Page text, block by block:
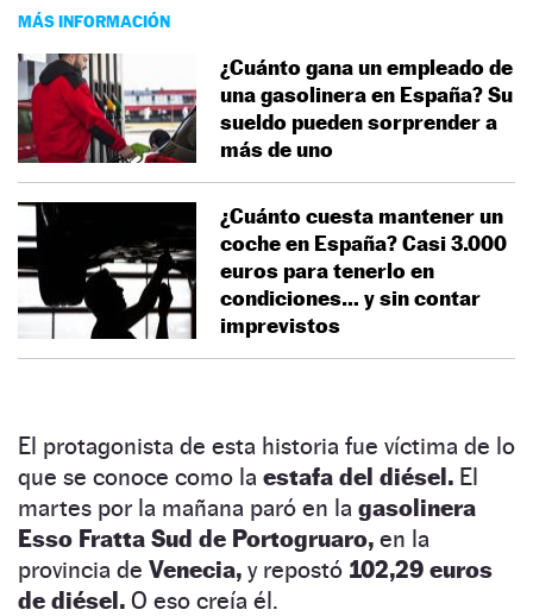
MÁS INFORMACIÓN
¿Cuánto gana un empleado de
una gasolinera en España? Su
sueldo pueden sorprender a
más de uno
¿Cuánto cuesta mantener un
coche en España? Casi 3.000
euros para tenerlo en
condiciones… y sin contar
imprevistos
El protagonista de esta historia fue víctima de lo
que se conoce como la estafa del diésel. El
martes por la mañana paró en la gasolinera
Esso Fratta Sud de Portogruaro, en la
provincia de Venecia, y repostó 102,29 euros
de diésel. O eso creía él.